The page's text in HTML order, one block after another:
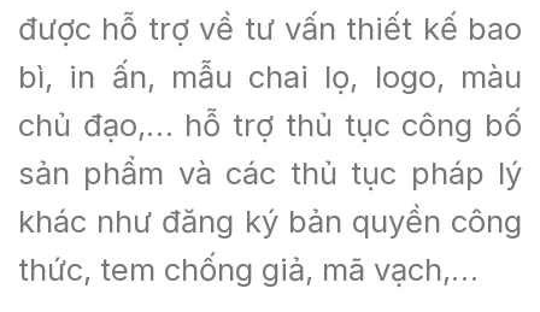
được hỗ trợ về tư vấn thiết kế bao
bì, in ấn, mẫu chai lọ, logo, màu
chủ đạo,… hỗ trợ thủ tục công bố
sản phẩm và các thủ tục pháp lý
khác như đăng ký bản quyền công
thức, tem chống giả, mã vạch,…